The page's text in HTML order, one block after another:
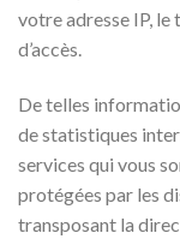
votre adresse IP,
d’accès.
De telles
de statistiques
services qui vous
protégées par les
transposant la